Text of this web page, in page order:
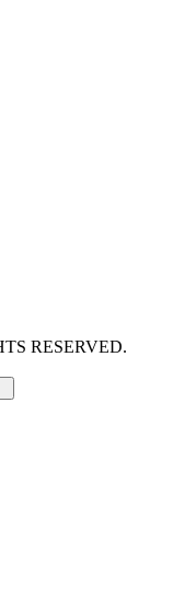
RESERVED.